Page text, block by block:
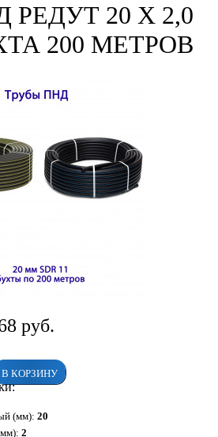
РЕДУТ 20 Х 2,0
200 МЕТРОВ
руб.
В КОРЗИНУ
(мм): 20
2